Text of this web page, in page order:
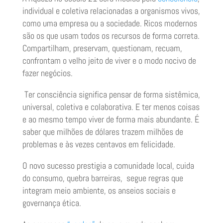
individual e coletiva relacionadas a organismos vivos,
como uma empresa ou a sociedade. Ricos modernos
são os que usam todos os recursos de forma correta.
Compartilham, preservam, questionam, recuam,
confrontam o velho jeito de viver e o modo nocivo de
fazer negócios.
Ter consciência significa pensar de forma sistêmica,
universal, coletiva e colaborativa. E ter menos coisas
e ao mesmo tempo viver de forma mais abundante. É
saber que milhões de dólares trazem milhões de
problemas e às vezes centavos em felicidade.
O novo sucesso prestigia a comunidade local, cuida
do consumo, quebra barreiras, segue regras que
integram meio ambiente, os anseios sociais e
governança ética.